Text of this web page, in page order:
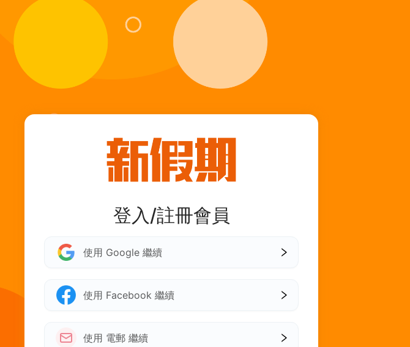
登入/註冊會員
使用 Google 繼續
使用 Facebook 繼續
使用 電郵 繼續